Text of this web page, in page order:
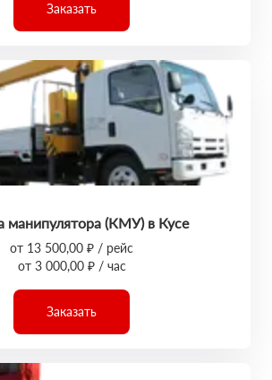
Заказать
манипулятора (КМУ) в Кусе
от 13 500,00 ₽ / рейс
от 3 000,00 ₽ / час
Заказать